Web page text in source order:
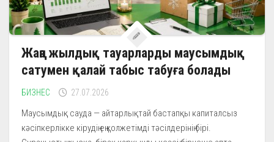
Жаңа жылдық тауарларды маусымдық
сатумен қалай табыс табуға болады
БИЗНЕС 27.07.2026
Маусымдық сауда — айтарлықтай бастапқы капиталсыз
кәсіпкерлікке кірудің ең қолжетімді тәсілдерінің бірі.